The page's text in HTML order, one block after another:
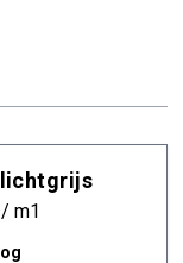
/ m1